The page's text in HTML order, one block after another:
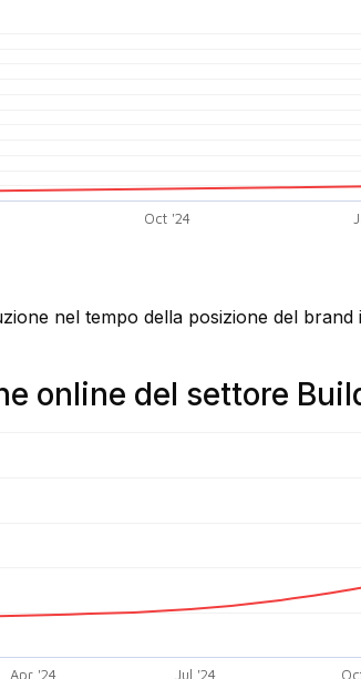
Oct '24
nel tempo della posizione del brand
online del settore
Apr '24 Jul '24